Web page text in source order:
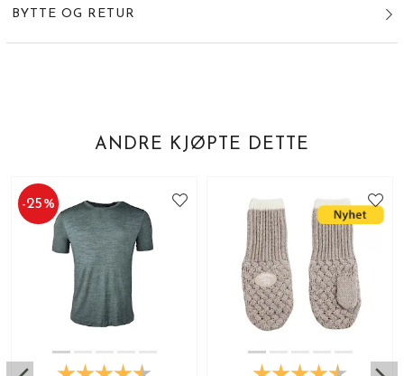
BYTTE OG RETUR
ANDRE KJØPTE DETTE
-25%